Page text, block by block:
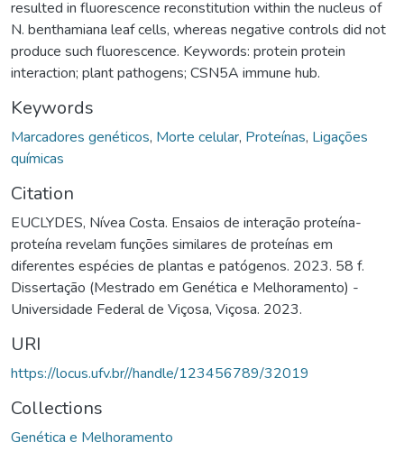
resulted in fluorescence reconstitution within the nucleus of
N. benthamiana leaf cells, whereas negative controls did not
produce such fluorescence. Keywords: protein protein
interaction; plant pathogens; CSN5A immune hub.
Keywords
Marcadores genéticos, Morte celular, Proteínas, Ligações
químicas
Citation
EUCLYDES, Nívea Costa. Ensaios de interação proteína-
proteína revelam funções similares de proteínas em
diferentes espécies de plantas e patógenos. 2023. 58 f.
Dissertação (Mestrado em Genética e Melhoramento) -
Universidade Federal de Viçosa, Viçosa. 2023.
URI
https://locus.ufv.br//handle/123456789/32019
Collections
Genética e Melhoramento